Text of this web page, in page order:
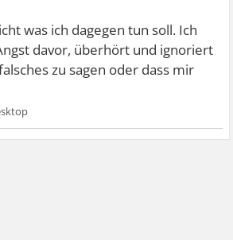
was ich dagegen tun soll. Ich
davor, überhört und ignoriert
zu sagen oder dass mir